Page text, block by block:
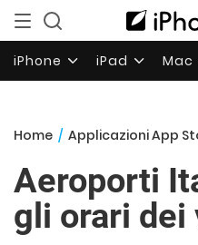
iPhone iPad Mac
Home / Applicazioni App
Aeroporti
gli orari dei